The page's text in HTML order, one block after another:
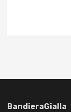
BandieraGialla